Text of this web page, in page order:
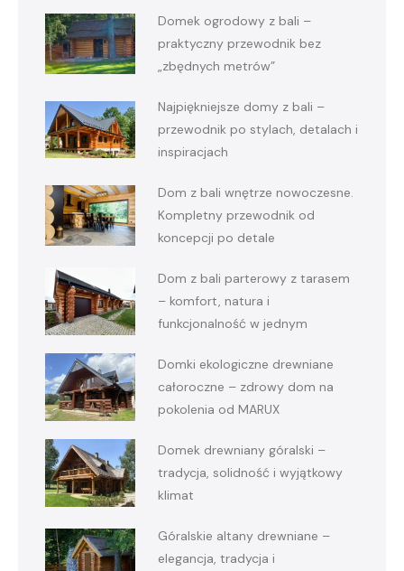
Domek ogrodowy z bali –
praktyczny przewodnik bez
„zbędnych metrów”
Najpiękniejsze domy z bali –
przewodnik po stylach, detalach i
inspiracjach
Dom z bali wnętrze nowoczesne.
Kompletny przewodnik od
koncepcji po detale
Dom z bali parterowy z tarasem
– komfort, natura i
funkcjonalność w jednym
Domki ekologiczne drewniane
całoroczne – zdrowy dom na
pokolenia od MARUX
Domek drewniany góralski –
tradycja, solidność i wyjątkowy
klimat
Góralskie altany drewniane –
elegancja, tradycja i